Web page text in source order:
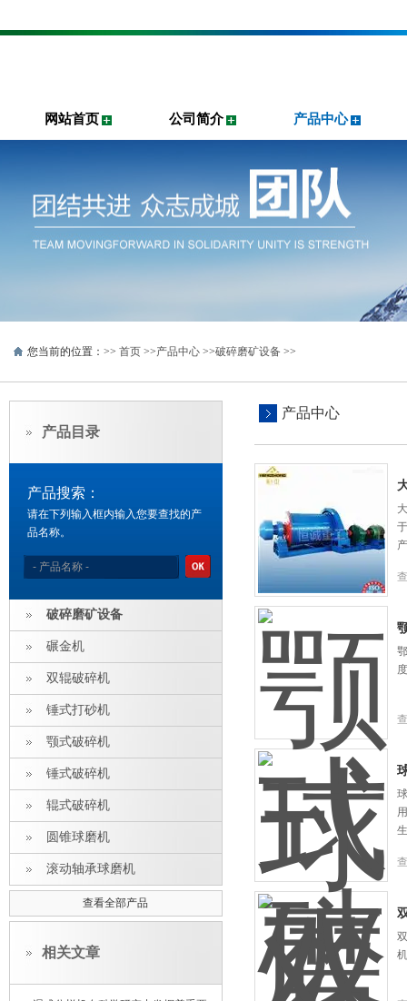
网站首页 公司简介 产品中心
您当前的位置：>> 首页 >>产品中心 >>破碎磨矿设备 >>
产品目录
产品搜索：
请在下列输入框内输入您要查找的产
品名称。
破碎磨矿设备
碾金机
双辊破碎机
锤式打砂机
颚式破碎机
锤式破碎机
辊式破碎机
圆锥球磨机
滚动轴承球磨机
查看全部产品
相关文章
产品中心